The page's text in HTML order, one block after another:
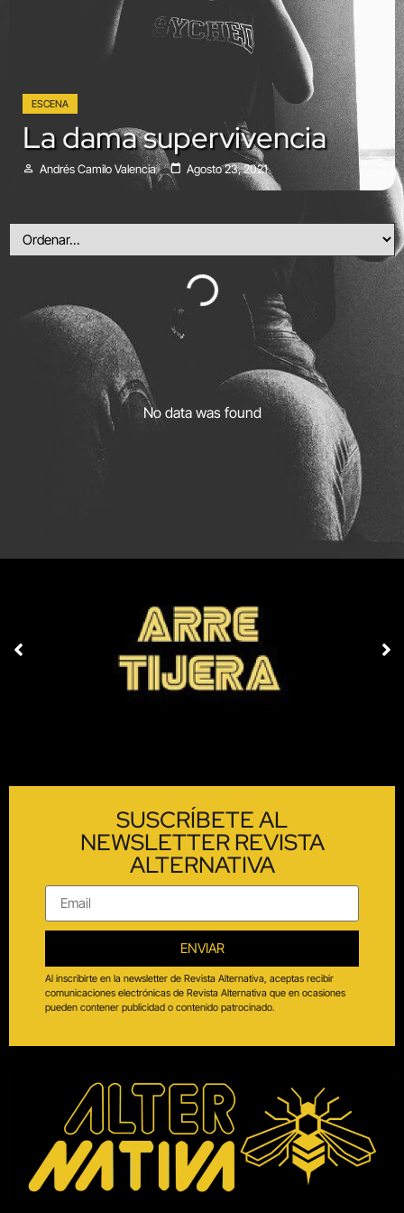
ESCENA
La dama supervivencia
Andrés Camilo Valencia Agosto 23, 2021
No data was found
SUSCRÍBETE AL
NEWSLETTER REVISTA
ALTERNATIVA
ENVIAR
Al inscribirte en la newsletter de Revista Alternativa, aceptas recibir
comunicaciones electrónicas de Revista Alternativa que en ocasiones
pueden contener publicidad o contenido patrocinado.